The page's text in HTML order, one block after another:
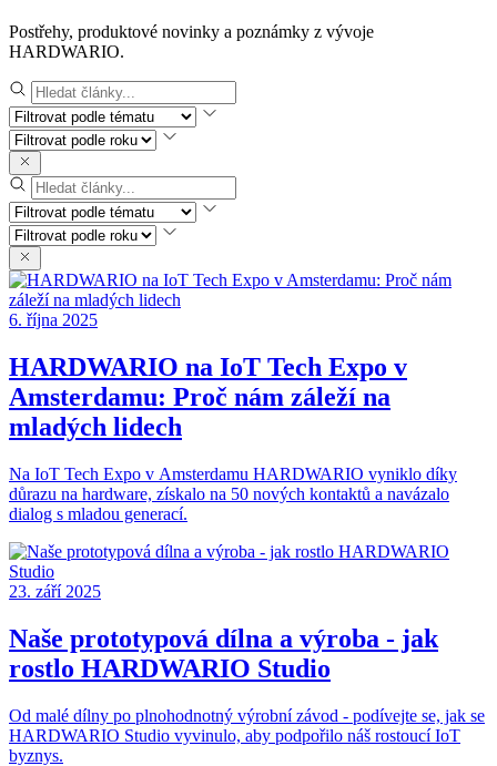
Postřehy, produktové novinky a poznámky z vývoje
HARDWARIO.
6. října 2025
HARDWARIO na IoT Tech Expo v
Amsterdamu: Proč nám záleží na
mladých lidech
Na IoT Tech Expo v Amsterdamu HARDWARIO vyniklo díky
důrazu na hardware, získalo na 50 nových kontaktů a navázalo
dialog s mladou generací.
23. září 2025
Naše prototypová dílna a výroba - jak
rostlo HARDWARIO Studio
Od malé dílny po plnohodnotný výrobní závod - podívejte se, jak se
HARDWARIO Studio vyvinulo, aby podpořilo náš rostoucí IoT
byznys.